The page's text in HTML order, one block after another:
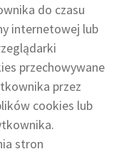
do czasu
internetowej lub
przechowywane
przez
cookies lub
stron